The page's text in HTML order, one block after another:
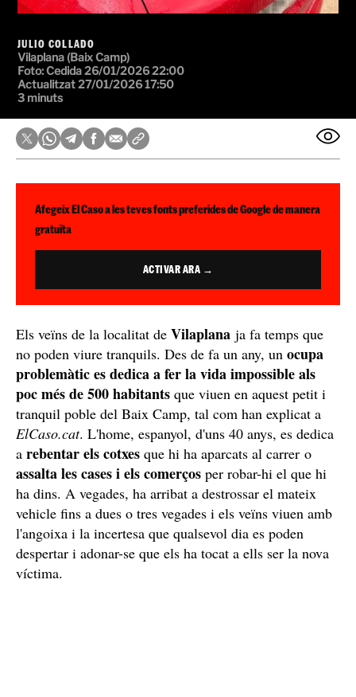
JULIO COLLADO
Vilaplana (Baix Camp)
Foto: Cedida26/01/2026 22:00
Actualitzat 27/01/2026 17:50
3 minuts
Afegeix El Caso a les teves fonts preferides de Google de manera
gratuïta
ACTIVAR ARA →
Els veïns de la localitat de Vilaplana ja fa temps que
no poden viure tranquils. Des de fa un any, un ocupa
problemàtic es dedica a fer la vida impossible als
poc més de 500 habitants que viuen en aquest petit i
tranquil poble del Baix Camp, tal com han explicat a
ElCaso.cat. L'home, espanyol, d'uns 40 anys, es dedica
a rebentar els cotxes que hi ha aparcats al carrer o
assalta les cases i els comerços per robar-hi el que hi
ha dins. A vegades, ha arribat a destrossar el mateix
vehicle fins a dues o tres vegades i els veïns viuen amb
l'angoixa i la incertesa que qualsevol dia es poden
despertar i adonar-se que els ha tocat a ells ser la nova
víctima.